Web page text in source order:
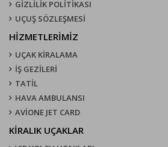
GİZLİLİK POLİTİKASI
UÇUŞ SÖZLEŞMESI
HİZMETLERİMİZ
UÇAK KIRALAMA
İŞ GEZİLERİ
TATİL
HAVA AMBULANSI
AVİONE JET CARD
KIRALIK UÇAKLAR